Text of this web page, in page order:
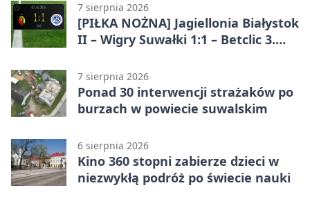
7 sierpnia 2026
[PIŁKA NOŻNA] Jagiellonia Białystok
II – Wigry Suwałki 1:1 – Betclic 3.
7 sierpnia 2026
Ponad 30 interwencji strażaków po
burzach w powiecie suwalskim
6 sierpnia 2026
Kino 360 stopni zabierze dzieci w
niezwykłą podróż po świecie nauki